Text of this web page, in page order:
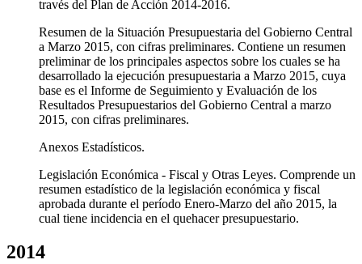
través del Plan de Acción 2014-2016.
Resumen de la Situación Presupuestaria del Gobierno Central
a Marzo 2015, con cifras preliminares. Contiene un resumen
preliminar de los principales aspectos sobre los cuales se ha
desarrollado la ejecución presupuestaria a Marzo 2015, cuya
base es el Informe de Seguimiento y Evaluación de los
Resultados Presupuestarios del Gobierno Central a marzo
2015, con cifras preliminares.
Anexos Estadísticos.
Legislación Económica - Fiscal y Otras Leyes. Comprende un
resumen estadístico de la legislación económica y fiscal
aprobada durante el período Enero-Marzo del año 2015, la
cual tiene incidencia en el quehacer presupuestario.
2014